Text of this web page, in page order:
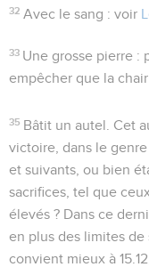
32 Avec le sang : voir
33 Une grosse pierre :
empêcher que la
35 Bâtit un autel . Cet
victoire, dans le
et suivants, ou bien
sacrifices, tel que
élevés ? Dans ce
en plus des limites de
convient mieux à 15.12